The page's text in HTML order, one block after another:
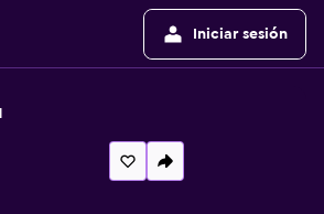
Iniciar sesión